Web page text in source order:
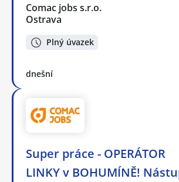
Comac jobs s.r.o.
Ostrava
Plný úvazek
dnešní
Super práce - OPERÁTOR
LINKY v BOHUMÍNĚ!